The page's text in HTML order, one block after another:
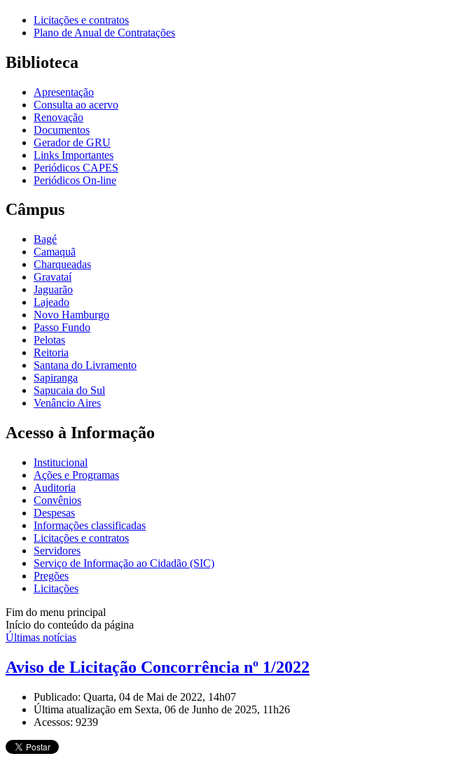
Licitações e contratos
Plano de Anual de Contratações
Biblioteca
Apresentação
Consulta ao acervo
Renovação
Documentos
Gerador de GRU
Links Importantes
Periódicos CAPES
Periódicos On-line
Câmpus
Bagé
Camaquã
Charqueadas
Gravataí
Jaguarão
Lajeado
Novo Hamburgo
Passo Fundo
Pelotas
Reitoria
Santana do Livramento
Sapiranga
Sapucaia do Sul
Venâncio Aires
Acesso à Informação
Institucional
Ações e Programas
Auditoria
Convênios
Despesas
Informações classificadas
Licitações e contratos
Servidores
Serviço de Informação ao Cidadão (SIC)
Pregões
Licitações
Fim do menu principal
Início do conteúdo da página
Últimas notícias
Aviso de Licitação Concorrência nº 1/2022
Publicado: Quarta, 04 de Mai de 2022, 14h07
Última atualização em Sexta, 06 de Junho de 2025, 11h26
Acessos: 9239